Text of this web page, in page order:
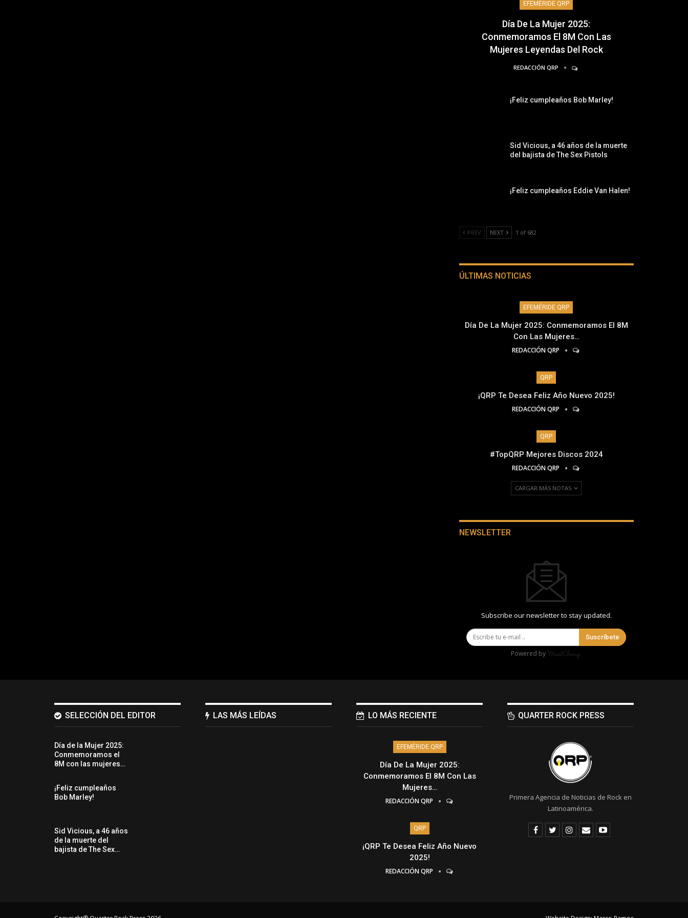
EFEMÉRIDE QRP
Día De La Mujer 2025:
Conmemoramos El 8M Con Las
Mujeres Leyendas Del Rock
REDACCIÓN QRP
¡Feliz cumpleaños Bob Marley!
Sid Vicious, a 46 años de la muerte
del bajista de The Sex Pistols
¡Feliz cumpleaños Eddie Van Halen!
PREV NEXT 1 of 682
ÚLTIMAS NOTICIAS
EFEMÉRIDE QRP
Día De La Mujer 2025: Conmemoramos El 8M
Con Las Mujeres…
REDACCIÓN QRP
QRP
¡QRP Te Desea Feliz Año Nuevo 2025!
REDACCIÓN QRP
QRP
#TopQRP Mejores Discos 2024
REDACCIÓN QRP
CARGAR MÁS NOTAS
NEWSLETTER
Subscribe our newsletter to stay updated.
Suscríbete
Powered by
SELECCIÓN DEL EDITOR
Día de la Mujer 2025:
Conmemoramos el
8M con las mujeres…
¡Feliz cumpleaños
Bob Marley!
Sid Vicious, a 46 años
de la muerte del
bajista de The Sex…
LAS MÁS LEÍDAS LO MÁS RECIENTE
EFEMÉRIDE QRP
Día De La Mujer 2025:
Conmemoramos El 8M Con Las
Mujeres…
REDACCIÓN QRP
QRP
¡QRP Te Desea Feliz Año Nuevo
2025!
REDACCIÓN QRP
QUARTER ROCK PRESS
Primera Agencia de Noticias de Rock en
Latinoamérica.